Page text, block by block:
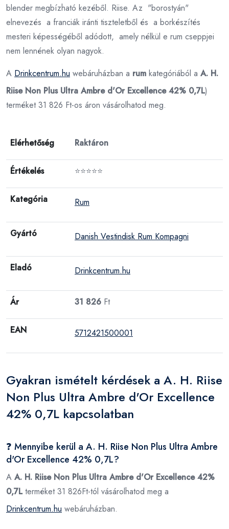
blender megbízható kezéből. Riise. Az "borostyán"
elnevezés a franciák iránti tiszteletből és a borkészítés
mesteri képességéből adódott, amely nélkül e rum cseppjei
nem lennének olyan nagyok.
A Drinkcentrum.hu webáruházban a rum kategóriából a A. H.
Riise Non Plus Ultra Ambre d'Or Excellence 42% 0,7L)
terméket 31 826 Ft-os áron vásárolhatod meg.
Elérhetőség Raktáron
Értékelés ⭐⭐⭐⭐⭐
Kategória Rum
Gyártó Danish Vestindisk Rum Kompagni
Eladó Drinkcentrum.hu
Ár 31 826 Ft
EAN 5712421500001
Gyakran ismételt kérdések a A. H. Riise
Non Plus Ultra Ambre d'Or Excellence
42% 0,7L kapcsolatban
❓ Mennyibe kerül a A. H. Riise Non Plus Ultra Ambre
d'Or Excellence 42% 0,7L?
A A. H. Riise Non Plus Ultra Ambre d'Or Excellence 42%
0,7Lterméket 31 826Ft-tól vásárolhatod meg a
Drinkcentrum.hu webáruházban.